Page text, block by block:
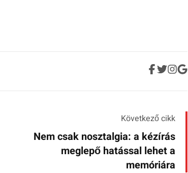
Következő cikk
Nem csak nosztalgia: a kézírás
meglepő hatással lehet a
memóriára